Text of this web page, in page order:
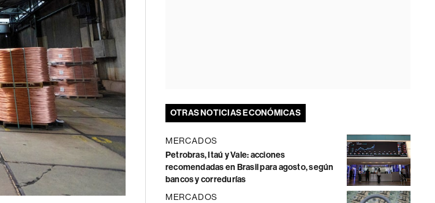
OTRAS NOTICIAS ECONÓMICAS
MERCADOS
Petrobras, Itaú y Vale: acciones
recomendadas en Brasil para agosto, según
bancos y corredurías
MERCADOS